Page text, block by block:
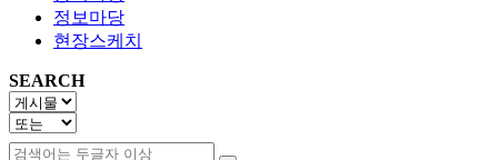
정보마당
현장스케치
SEARCH